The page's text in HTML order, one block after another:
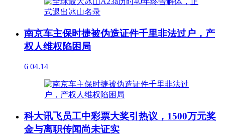
南京车主保时捷被伪造证件千里非法过户，产
权人维权陷困局
6 04.14
科大讯飞员工中彩票大奖引热议，1500万元奖
金与离职传闻尚未证实